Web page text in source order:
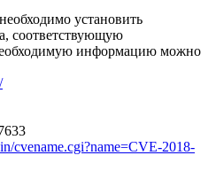
установить
соответствующую
информацию можно
cvename.cgi?name=CVE-2018-